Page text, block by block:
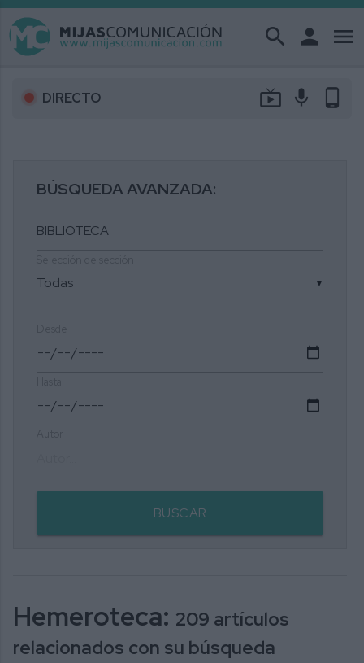
search person menu
DIRECTO live_tv mic phone_android
BÚSQUEDA AVANZADA:
▼
BUSCAR
Hemeroteca: 209 artículos
relacionados con su búsqueda